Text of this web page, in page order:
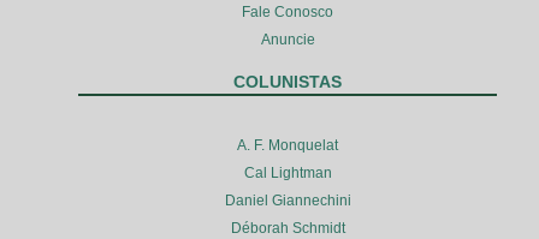
Fale Conosco
Anuncie
COLUNISTAS
A. F. Monquelat
Cal Lightman
Daniel Giannechini
Déborah Schmidt